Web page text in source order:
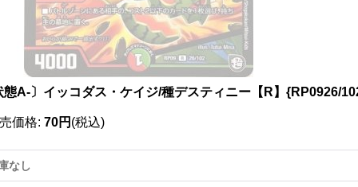
態A-〕イッコダス・ケイジ/種デスティニー【R】{RP0926/
価格: 70円 (税込)
なし